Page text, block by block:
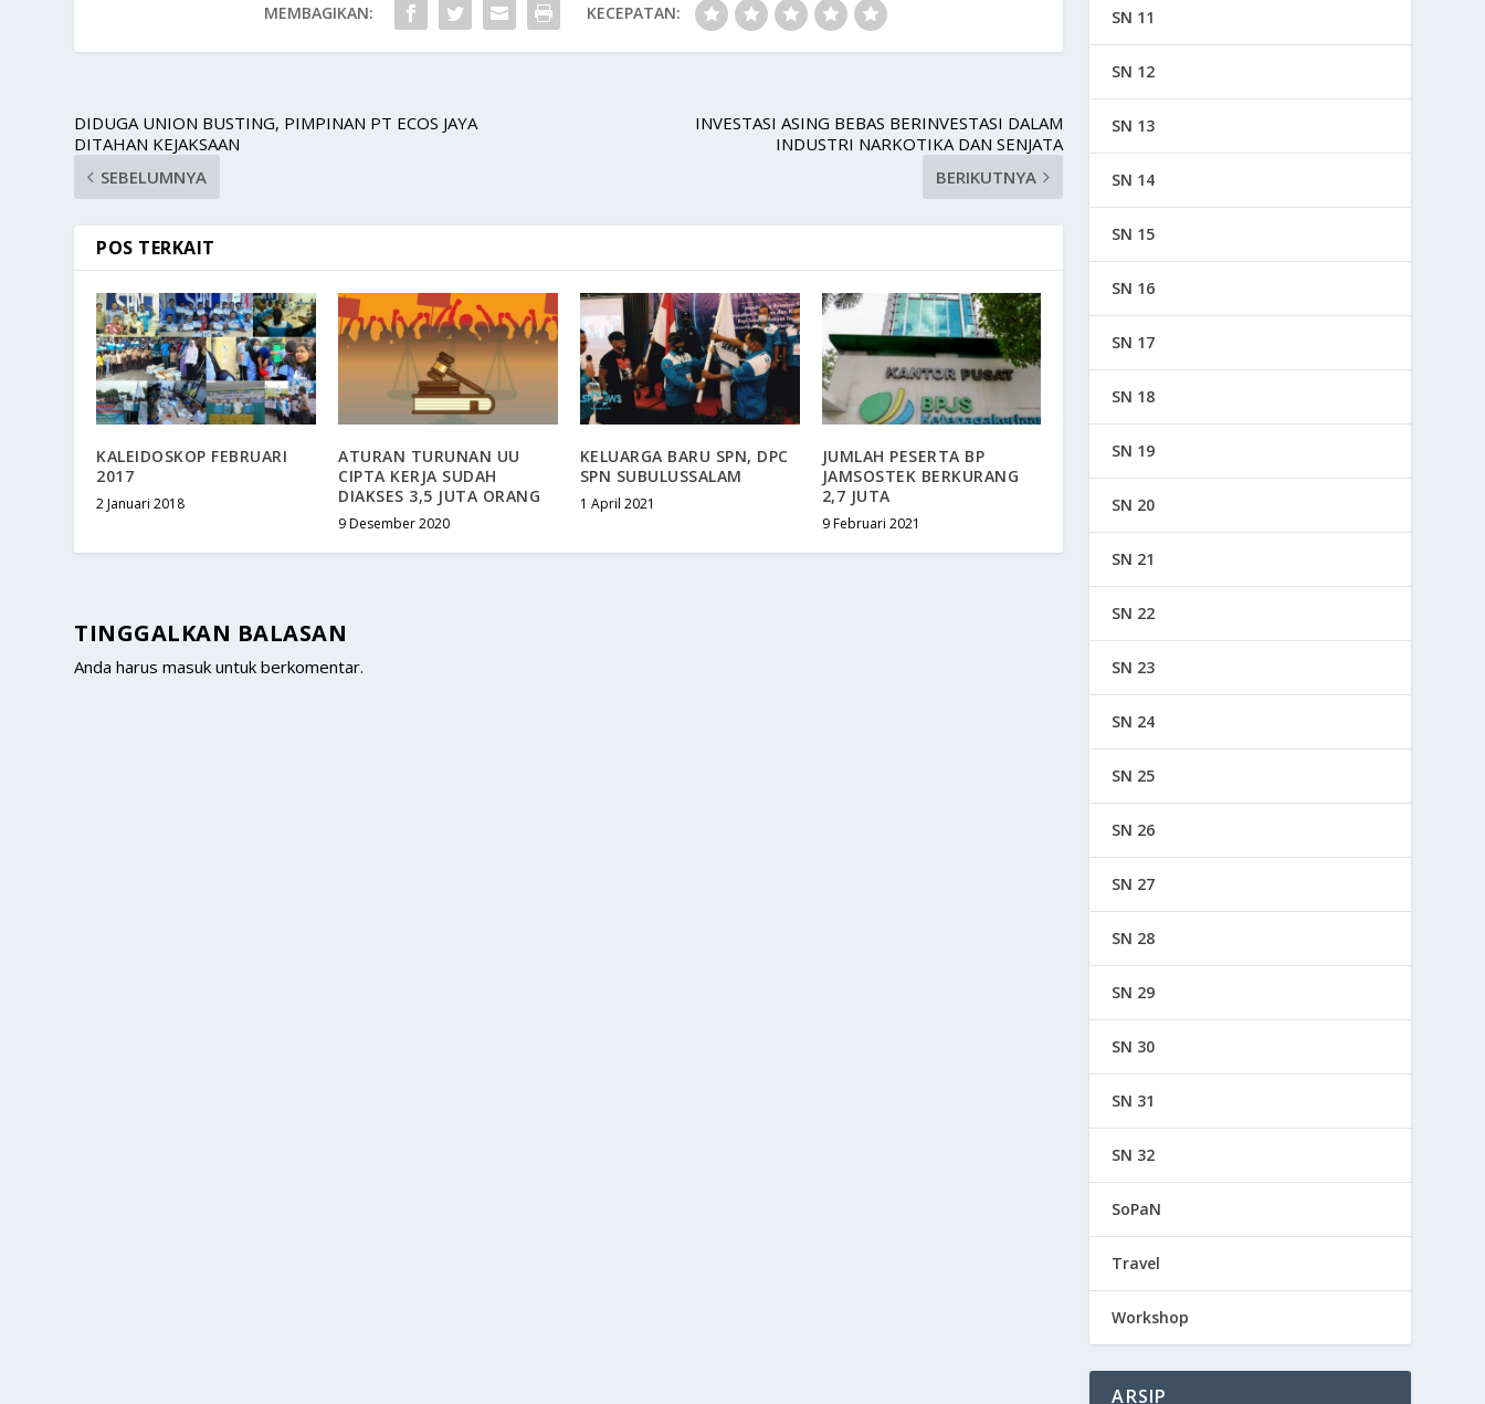
MEMBAGIKAN: KECEPATAN:
DIDUGA UNION BUSTING, PIMPINAN PT ECOS JAYA
DITAHAN KEJAKSAAN
SEBELUMNYA
INVESTASI ASING BEBAS BERINVESTASI DALAM
INDUSTRI NARKOTIKA DAN SENJATA
BERIKUTNYA
POS TERKAIT
KALEIDOSKOP FEBRUARI
2017
2 Januari 2018
ATURAN TURUNAN UU
CIPTA KERJA SUDAH
DIAKSES 3,5 JUTA ORANG
9 Desember 2020
KELUARGA BARU SPN, DPC
SPN SUBULUSSALAM
1 April 2021
JUMLAH PESERTA BP
JAMSOSTEK BERKURANG
2,7 JUTA
9 Februari 2021
TINGGALKAN BALASAN
Anda harusmasuk untuk berkomentar.
SN 11
SN 12
SN 13
SN 14
SN 15
SN 16
SN 17
SN 18
SN 19
SN 20
SN 21
SN 22
SN 23
SN 24
SN 25
SN 26
SN 27
SN 28
SN 29
SN 30
SN 31
SN 32
SoPaN
Travel
Workshop
ARSIP